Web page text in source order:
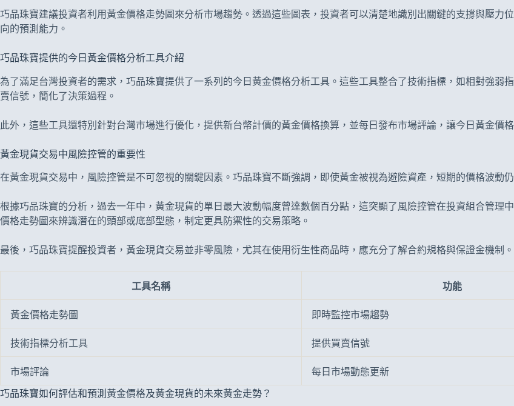
巧品珠寶建議投資者利用黃金價格走勢圖來分析市場趨勢。透過這些圖表，投資者可以清楚地識別出關鍵的支撐與壓力
向的預測能力。
巧品珠寶提供的今日黃金價格分析工具介紹
為了滿足台灣投資者的需求，巧品珠寶提供了一系列的今日黃金價格分析工具。這些工具整合了技術指標，如相對強弱
賣信號，簡化了決策過程。
此外，這些工具還特別針對台灣市場進行優化，提供新台幣計價的黃金價格換算，並每日發布市場評論，讓今日黃金價
黃金現貨交易中風險控管的重要性
在黃金現貨交易中，風險控管是不可忽視的關鍵因素。巧品珠寶不斷強調，即使黃金被視為避險資產，短期的價格波動
根據巧品珠寶的分析，過去一年中，黃金現貨的單日最大波動幅度曾達數個百分點，這突顯了風險控管在投資組合管理
價格走勢圖來辨識潛在的頭部或底部型態，制定更具防禦性的交易策略。
最後，巧品珠寶提醒投資者，黃金現貨交易並非零風險，尤其在使用衍生性商品時，應充分了解合約規格與保證金機制
工具名稱 功能
黃金價格走勢圖 即時監控市場趨勢
技術指標分析工具 提供買賣信號
市場評論 每日市場動態更新
巧品珠寶如何評估和預測黃金價格及黃金現貨的未來黃金走勢？